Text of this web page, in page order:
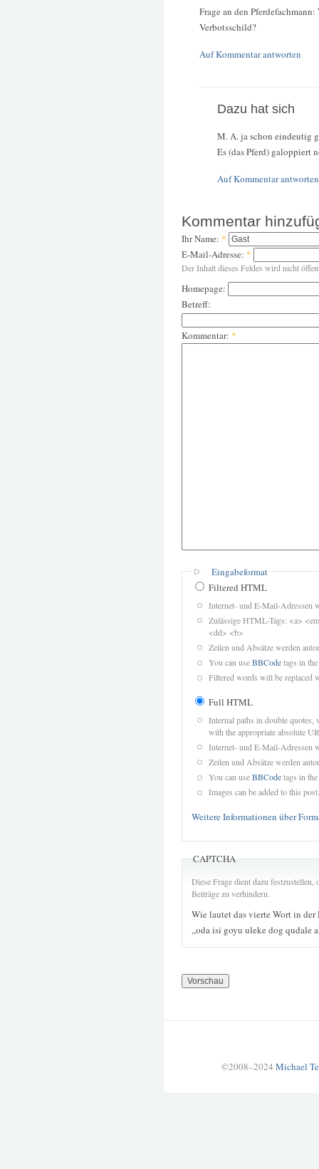
Frage an den
Verbotsschild?
Auf Kommentar antworten
Dazu hat sich
M. A. ja schon eindeutig
Es (das Pferd) galoppiert
Auf Kommentar antworten
Kommentar
Ihr Name: *
E-Mail-Adresse: *
Der Inhalt dieses Feldes wird nicht
Homepage:
Betreff:
Kommentar: *
Eingabeformat
Filtered HTML
Internet- und E-Mail-Adressen
Zulässige HTML-Tags: <a>
<dd> <b>
Zeilen und Absätze werden
You can useBBCodetags in
Filtered words will be replaced
Full HTML
Internal paths in double quotes,
with the appropriate absolute
Internet- und E-Mail-Adressen
Zeilen und Absätze werden
You can useBBCodetags in
Images can be added to this post.
Weitere Informationen über
CAPTCHA
Diese Frage dient dazu
Beiträge zu verhindern.
Wie lautet das vierte Wort in der
„oda isi goyu uleke dog qudale
©2008–2024 Michael